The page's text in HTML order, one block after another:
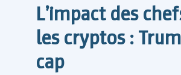
L’impact des
les cryptos :
cap